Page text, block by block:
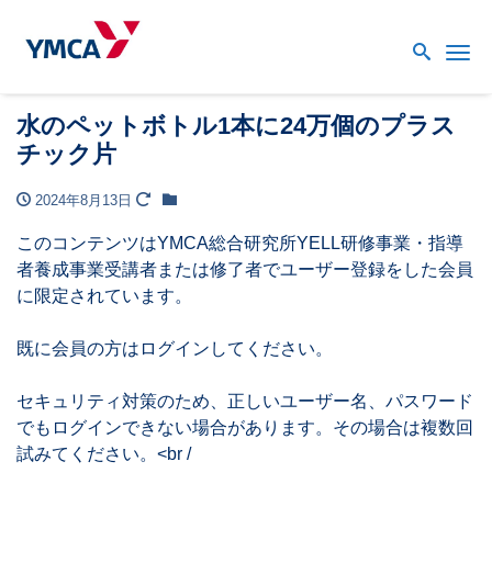
水のペットボトル1本に24万個のプラス
チック片
2024年8月13日
このコンテンツはYMCA総合研究所YELL研修事業・指導
者養成事業受講者または修了者でユーザー登録をした会員
に限定されています。
既に会員の方はログインしてください。
セキュリティ対策のため、正しいユーザー名、パスワード
でもログインできない場合があります。その場合は複数回
試みてください。<br /